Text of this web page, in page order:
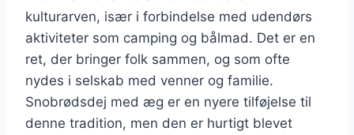
kulturarven, især i forbindelse med udendørs
aktiviteter som camping og bålmad. Det er en
ret, der bringer folk sammen, og som ofte
nydes i selskab med venner og familie.
Snobrødsdej med æg er en nyere tilføjelse til
denne tradition, men den er hurtigt blevet